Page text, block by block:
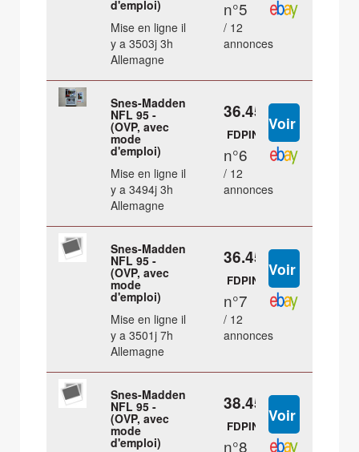
d'emploi)
Mise en ligne il
y a 3503j 3h
Allemagne
n°5
/ 12
annonces
Snes-Madden
NFL 95 -
(OVP, avec
mode
d'emploi)
Mise en ligne il
y a 3494j 3h
Allemagne
36.45 €
FDPIN
n°6
/ 12
annonces
Snes-Madden
NFL 95 -
(OVP, avec
mode
d'emploi)
Mise en ligne il
y a 3501j 7h
Allemagne
36.45 €
FDPIN
n°7
/ 12
annonces
Snes-Madden
NFL 95 -
(OVP, avec
mode
d'emploi)
38.45 €
FDPIN
n°8